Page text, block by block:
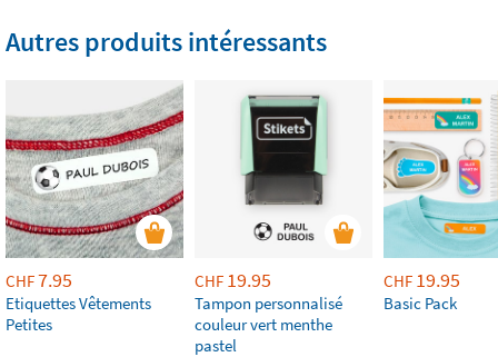
Autres produits intéressants
CHF7.95
Etiquettes Vêtements
Petites
CHF 19.95
Tampon personnalisé
couleur vert menthe
pastel
CHF 19.95
Basic Pack